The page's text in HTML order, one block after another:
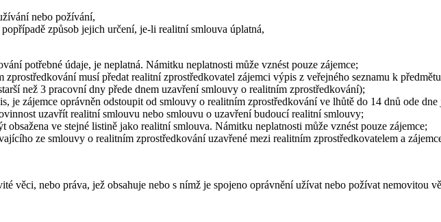
nebo požívání,
způsob jejich určení, je-li realitní smlouva úplatná,
potřebné údaje, je neplatná. Námitku neplatnosti může vznést pouze zájemce;
musí předat realitní zprostředkovatel zájemci výpis z veřejného seznamu k
než 3 pracovní dny přede dnem uzavření smlouvy o realitním zprostředkování);
je zájemce oprávněn odstoupit od smlouvy o realitním zprostředkování ve lhůtě do 14 dnů ode
uzavřít realitní smlouvu nebo smlouvu o uzavření budoucí realitní smlouvy;
ve stejné listině jako realitní smlouva. Námitku neplatnosti může vznést pouze zájemce;
ze smlouvy o realitním zprostředkování uzavřené mezi realitním zprostředkovatelem a
věci, nebo práva, jež obsahuje nebo s nímž je spojeno oprávnění užívat nebo požívat nemovitou